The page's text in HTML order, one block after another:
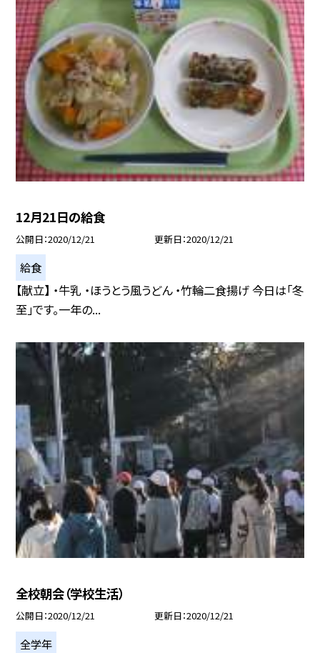
12月21日の給食
公開日 2020/12/21 更新日 2020/12/21
給食
【献立】 ・牛乳 ・ほうとう風うどん ・竹輪二食揚げ 今日は「冬
至」です。一年の...
全校朝会（学校生活）
公開日 2020/12/21 更新日 2020/12/21
全学年